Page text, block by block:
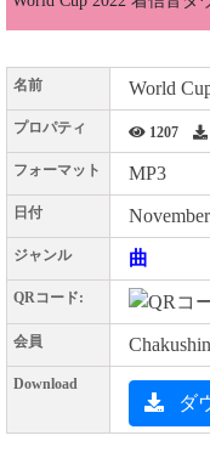
名前 World
プロパティ 1207
フォーマット MP3
日付
ジャンル 曲
QRコード:
会員
Download
ダ